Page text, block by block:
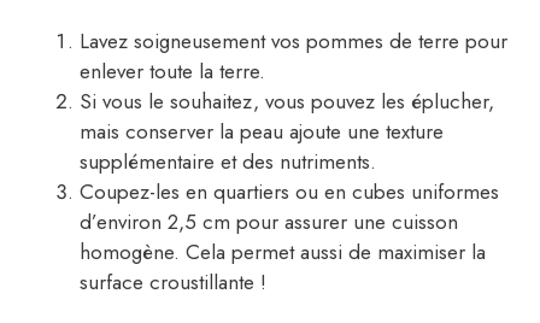
Lavez soigneusement vos pommes de terre pour
enlever toute la terre.
Si vous le souhaitez, vous pouvez les éplucher,
mais conserver la peau ajoute une texture
supplémentaire et des nutriments.
Coupez-les en quartiers ou en cubes uniformes
d’environ 2,5 cm pour assurer une cuisson
homogène. Cela permet aussi de maximiser la
surface croustillante !